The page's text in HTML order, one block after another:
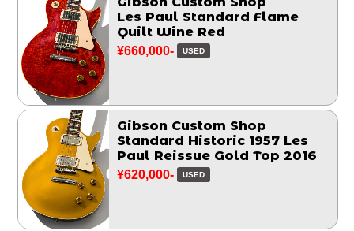
Les Paul Standard Flame
Quilt Wine Red
¥660,000- USED
Gibson Custom Shop
Standard Historic 1957 Les
Paul Reissue Gold Top 2016
¥620,000- USED